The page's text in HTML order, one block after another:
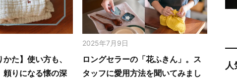
た】使い方も、
頼りになる懐の深
2025年7月9日
ロングセラーの「花ふきん」。ス
タッフに愛用方法を聞いてみまし